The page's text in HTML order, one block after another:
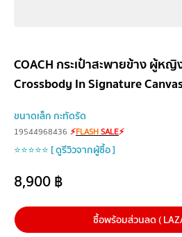
COACH กระเป๋าสะพายข้าง ผู้หญิ
Crossbody In Signature
ขนาดเล็ก กะทัดรัด
19544968436 ⚡FLASHSALE⚡
⭐⭐⭐⭐⭐ [ ดูรีวิวจากผู้ซื้อ ]
8,900฿
ซื้อพร้อมส่วนลด (